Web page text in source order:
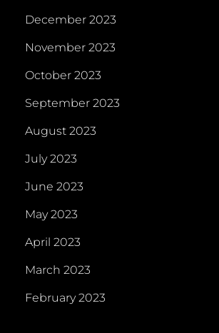
December 2023
November 2023
October 2023
September 2023
August 2023
July 2023
June 2023
May 2023
April 2023
March 2023
February 2023